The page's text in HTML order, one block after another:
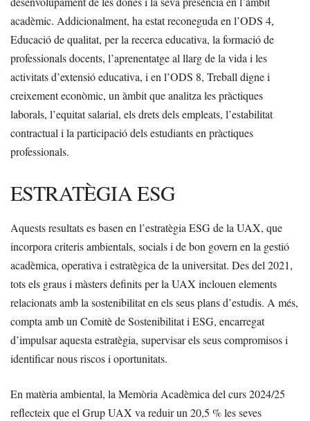
acadèmic. Addicionalment, ha estat reconeguda en l’ODS 4,
Educació de qualitat, per la recerca educativa, la formació de
professionals docents, l’aprenentatge al llarg de la vida i les
activitats d’extensió educativa, i en l’ODS 8, Treball digne i
creixement econòmic, un àmbit que analitza les pràctiques
laborals, l’equitat salarial, els drets dels empleats, l’estabilitat
contractual i la participació dels estudiants en pràctiques
professionals.
ESTRATÈGIA ESG
Aquests resultats es basen en l’estratègia ESG de la UAX, que
incorpora criteris ambientals, socials i de bon govern en la gestió
acadèmica, operativa i estratègica de la universitat. Des del 2021,
tots els graus i màsters definits per la UAX inclouen elements
relacionats amb la sostenibilitat en els seus plans d’estudis. A més,
compta amb un Comitè de Sostenibilitat i ESG, encarregat
d’impulsar aquesta estratègia, supervisar els seus compromisos i
identificar nous riscos i oportunitats.
En matèria ambiental, la Memòria Acadèmica del curs 2024/25
reflecteix que el Grup UAX va reduir un 20,5 % les seves